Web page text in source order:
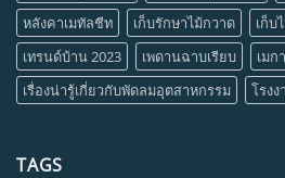
หลังคาเมทัลชีท
เก็บรักษาไม้กวาด เก็บ
เทรนด์บ้าน 2023
เพดานฉาบเรียบ
เมก
เรื่องน่ารู้เกี่ยวกับพัดลมอุตสาหกรรม
โรง
TAGS